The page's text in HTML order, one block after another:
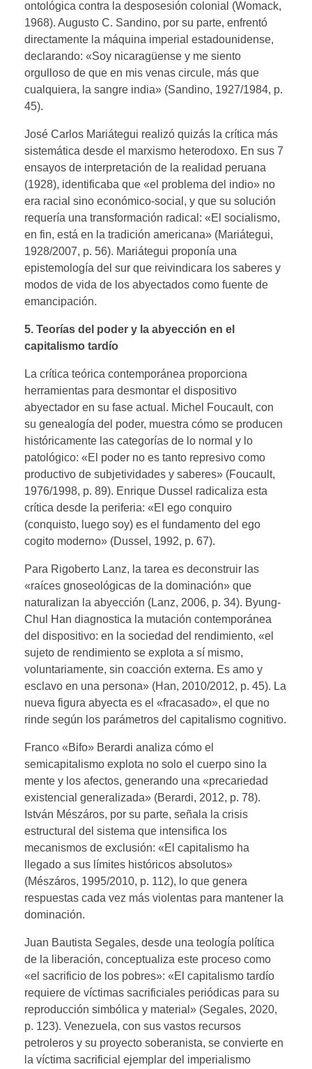
ontológica contra la desposesión colonial (Womack,
1968). Augusto C. Sandino, por su parte, enfrentó
directamente la máquina imperial estadounidense,
declarando: «Soy nicaragüense y me siento
orgulloso de que en mis venas circule, más que
cualquiera, la sangre india» (Sandino, 1927/1984, p.
45).
José Carlos Mariátegui realizó quizás la crítica más
sistemática desde el marxismo heterodoxo. En sus 7
ensayos de interpretación de la realidad peruana
(1928), identificaba que «el problema del indio» no
era racial sino económico-social, y que su solución
requería una transformación radical: «El socialismo,
en fin, está en la tradición americana» (Mariátegui,
1928/2007, p. 56). Mariátegui proponía una
epistemología del sur que reivindicara los saberes y
modos de vida de los abyectados como fuente de
emancipación.
5. Teorías del poder y la abyección en el
capitalismo tardío
La crítica teórica contemporánea proporciona
herramientas para desmontar el dispositivo
abyectador en su fase actual. Michel Foucault, con
su genealogía del poder, muestra cómo se producen
históricamente las categorías de lo normal y lo
patológico: «El poder no es tanto represivo como
productivo de subjetividades y saberes» (Foucault,
1976/1998, p. 89). Enrique Dussel radicaliza esta
crítica desde la periferia: «El ego conquiro
(conquisto, luego soy) es el fundamento del ego
cogito moderno» (Dussel, 1992, p. 67).
Para Rigoberto Lanz, la tarea es deconstruir las
«raíces gnoseológicas de la dominación» que
naturalizan la abyección (Lanz, 2006, p. 34). Byung-
Chul Han diagnostica la mutación contemporánea
del dispositivo: en la sociedad del rendimiento, «el
sujeto de rendimiento se explota a sí mismo,
voluntariamente, sin coacción externa. Es amo y
esclavo en una persona» (Han, 2010/2012, p. 45). La
nueva figura abyecta es el «fracasado», el que no
rinde según los parámetros del capitalismo cognitivo.
Franco «Bifo» Berardi analiza cómo el
semicapitalismo explota no solo el cuerpo sino la
mente y los afectos, generando una «precariedad
existencial generalizada» (Berardi, 2012, p. 78).
István Mészáros, por su parte, señala la crisis
estructural del sistema que intensifica los
mecanismos de exclusión: «El capitalismo ha
llegado a sus límites históricos absolutos»
(Mészáros, 1995/2010, p. 112), lo que genera
respuestas cada vez más violentas para mantener la
dominación.
Juan Bautista Segales, desde una teología política
de la liberación, conceptualiza este proceso como
«el sacrificio de los pobres»: «El capitalismo tardío
requiere de víctimas sacrificiales periódicas para su
reproducción simbólica y material» (Segales, 2020,
p. 123). Venezuela, con sus vastos recursos
petroleros y su proyecto soberanista, se convierte en
la víctima sacrificial ejemplar del imperialismo